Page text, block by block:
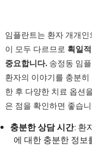
임플란트는 환자 개개
이 모두 다르므로 획일
중요합니다. 송정동 임
환자의 이야기를 충분
한 후 다양한 치료 옵션
은 점을 확인하면 좋습
충분한 상담 시간: 환
에 대한 충분한 정보